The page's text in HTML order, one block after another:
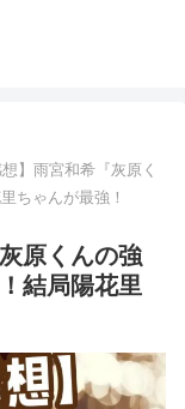
想】雨宮和希『灰原く
ちゃんが最強！
原くんの強
結局陽花里